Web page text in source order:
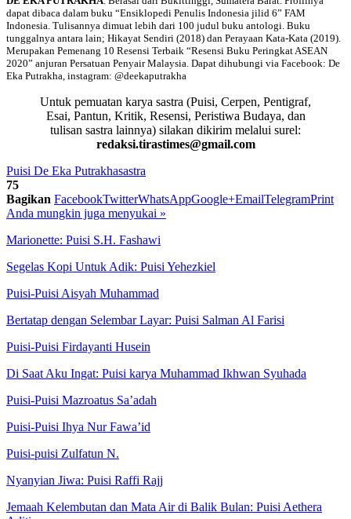
dapat dibaca dalam buku “Ensiklopedi Penulis Indonesia jilid 6” FAM
Indonesia. Tulisannya dimuat lebih dari 100 judul buku antologi. Buku
tunggalnya antara lain; Hikayat Sendiri (2018) dan Perayaan Kata-Kata (2019).
Merupakan Pemenang 10 Resensi Terbaik “Resensi Buku Peringkat ASEAN
2020” anjuran Persatuan Penyair Malaysia. Dapat dihubungi via Facebook: De
Eka Putrakha, instagram: @deekaputrakha
Untuk pemuatan karya sastra (Puisi, Cerpen, Pentigraf,
Esai, Pantun, Kritik, Resensi, Peristiwa Budaya, dan
tulisan sastra lainnya) silakan dikirim melalui surel:
redaksi.tirastimes@gmail.com
Puisi De Eka Putrakhasastra
75
Bagikan FacebookTwitterWhatsAppGoogle+EmailTelegramPrint
Anda mungkin juga menyukai »
Marionette: Puisi S.H. Fashawi
Segelas Kopi Untuk Adik: Puisi Yehezkiel
Puisi-Puisi Aisyah Muhammad
Bertatap dengan Selembar Layar: Puisi Salman Al Farisi
Puisi-Puisi Firdayanti Husein
Di Saat Aku Ingat: Puisi karya Muhammad Ikhwan Syuhada
Puisi-Puisi Mazroatus Sa’adah
Puisi-Puisi Ihya Nur Fawa’id
Puisi-puisi Zulfatun N.
Nyanyian Jiwa: Puisi Raffi Rajj
Jemaah Kelembutan dan Mata Air di Balik Bulan: Puisi Aethera